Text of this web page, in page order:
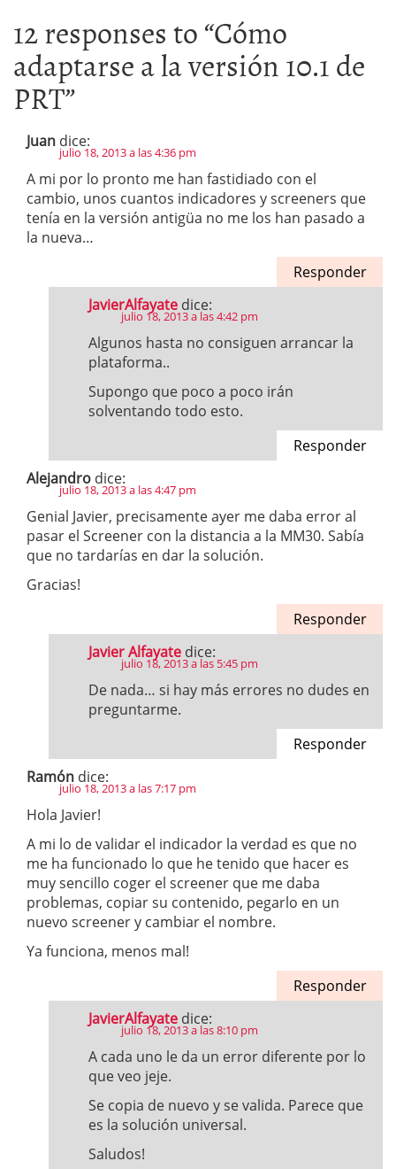
12 responses to “Cómo
adaptarse a la versión 10.1 de
PRT”
Juan dice:
julio 18, 2013 a las 4:36 pm
A mi por lo pronto me han fastidiado con el
cambio, unos cuantos indicadores y screeners que
tenía en la versión antigüa no me los han pasado a
la nueva…
Responder
JavierAlfayate dice:
julio 18, 2013 a las 4:42 pm
Algunos hasta no consiguen arrancar la
plataforma..
Supongo que poco a poco irán
solventando todo esto.
Responder
Alejandro dice:
julio 18, 2013 a las 4:47 pm
Genial Javier, precisamente ayer me daba error al
pasar el Screener con la distancia a la MM30. Sabía
que no tardarías en dar la solución.
Gracias!
Responder
Javier Alfayate dice:
julio 18, 2013 a las 5:45 pm
De nada… si hay más errores no dudes en
preguntarme.
Responder
Ramón dice:
julio 18, 2013 a las 7:17 pm
Hola Javier!
A mi lo de validar el indicador la verdad es que no
me ha funcionado lo que he tenido que hacer es
muy sencillo coger el screener que me daba
problemas, copiar su contenido, pegarlo en un
nuevo screener y cambiar el nombre.
Ya funciona, menos mal!
Responder
JavierAlfayate dice:
julio 18, 2013 a las 8:10 pm
A cada uno le da un error diferente por lo
que veo jeje.
Se copia de nuevo y se valida. Parece que
es la solución universal.
Saludos!